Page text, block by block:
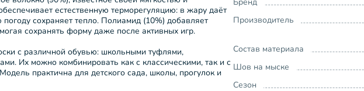
естественную терморегуляцию: в жару даёт
сохраняет тепло. Полиамид (10%) добавляет
сохранять форму даже после активных игр.
с различной обувью: школьными туфлями,
Их можно комбинировать как с классическими, так и с
практична для детского сада, школы, прогулок и
Производитель
Состав материала
Шов на мыске
Сезон